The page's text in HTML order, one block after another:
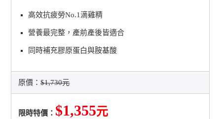
高效抗疲勞No.1滴雞精
營養最完整，產前產後皆適合
同時補充膠原蛋白與胺基酸
原價：$1,730元
限時特價： $1,355元